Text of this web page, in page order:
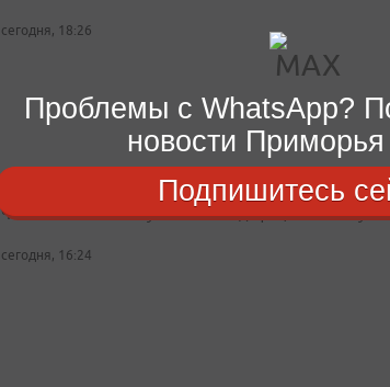
сегодня, 18:26
Ситуация с топливом в Приморье: запасы в
Чтобы избежать искусственного дефицита и
сегодня, 16:24
Проблемы с WhatsApp?
новости
Подпишитесь